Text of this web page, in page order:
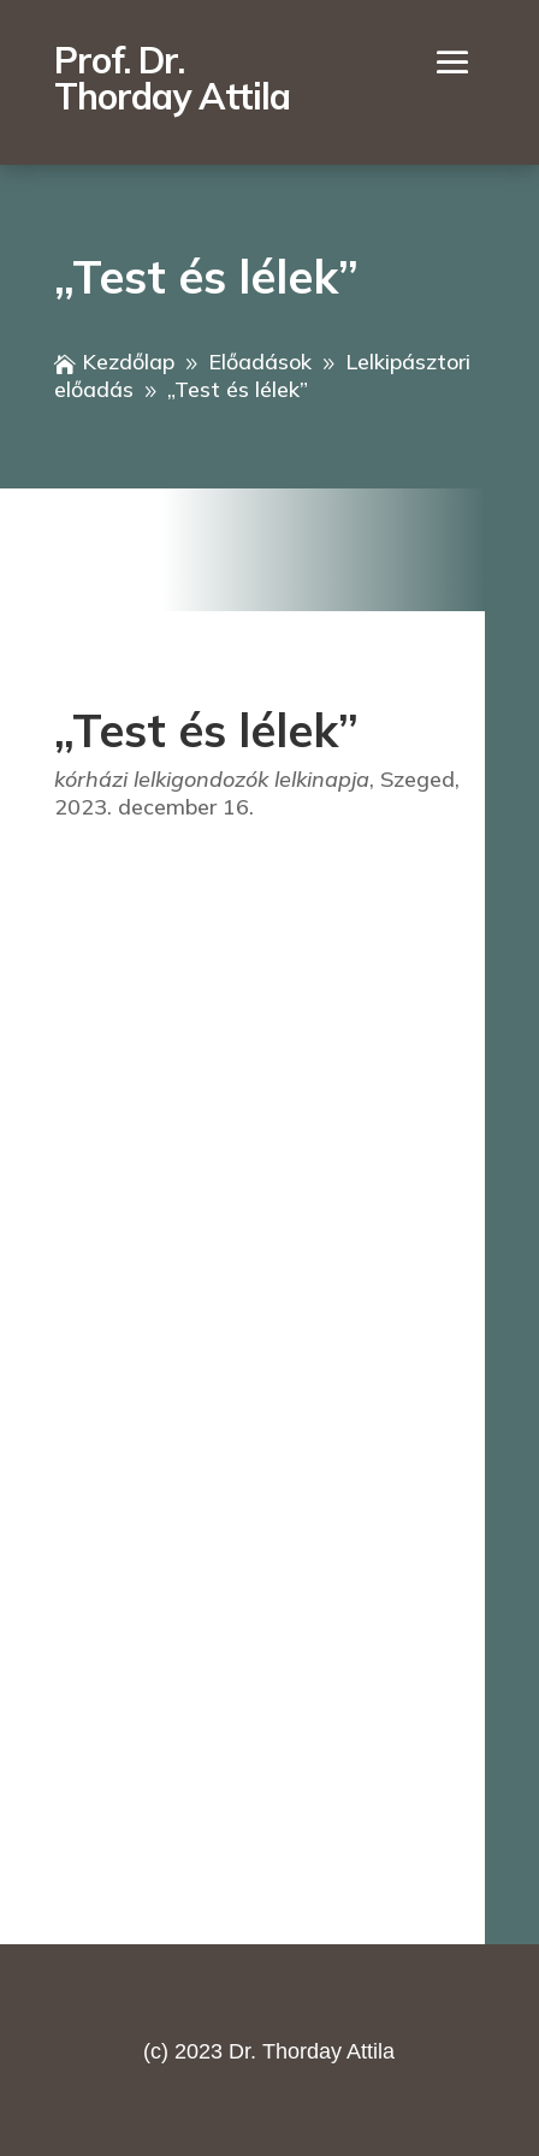
Prof. Dr.
Thorday Attila
„Test és lélek”
 Kezdőlap 9 Előadások 9
Lelkipásztori
előadás
9 „Test és lélek”
„Test és lélek”
kórházi lelkigondozók lelkinapja, Szeged,
2023. december 16.
(c) 2023 Dr. Thorday Attila